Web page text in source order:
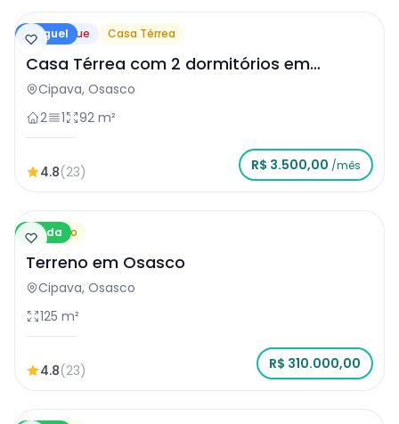
Aluguel
Destaque Casa Térrea
Casa Térrea com 2 dormitórios em
Osasco
Cipava, Osasco
2
1 92 m²
4.8(23) R$ 3.500,00 /mês
Venda
Terreno
Terreno em Osasco
Cipava, Osasco
125 m²
4.8(23) R$ 310.000,00